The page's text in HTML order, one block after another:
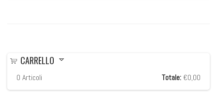
CARRELLO
0 Articoli Totale: €0,00